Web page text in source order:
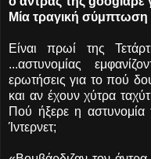
Μία τραγική σύμπτωση
Είναι πρωί της
...αστυνομίας
ερωτήσεις για το πού
και αν έχουν χύτρα
Πού ήξερε η αστυνομία
Ίντερνετ;